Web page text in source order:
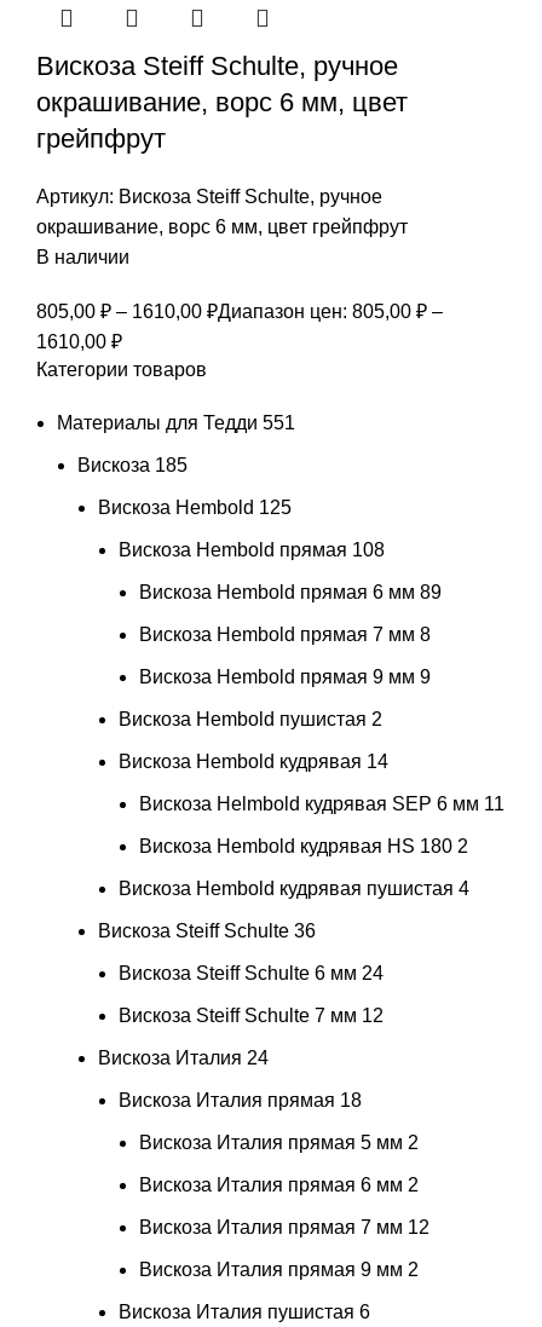
Вискоза Steiff Schulte, ручное
окрашивание, ворс 6 мм, цвет
грейпфрут
Артикул: Вискоза Steiff Schulte, ручное
окрашивание, ворс 6 мм, цвет грейпфрут
В наличии
805,00 ₽ – 1610,00 ₽Диапазон цен: 805,00 ₽ –
1610,00 ₽
Категории товаров
Материалы для Тедди 551
Вискоза 185
Вискоза Hembold 125
Вискоза Hembold прямая 108
Вискоза Hembold прямая 6 мм 89
Вискоза Hembold прямая 7 мм 8
Вискоза Hembold прямая 9 мм 9
Вискоза Hembold пушистая 2
Вискоза Hembold кудрявая 14
Вискоза Helmbold кудрявая SEP 6 мм 11
Вискоза Hembold кудрявая HS 180 2
Вискоза Hembold кудрявая пушистая 4
Вискоза Steiff Schulte 36
Вискоза Steiff Schulte 6 мм 24
Вискоза Steiff Schulte 7 мм 12
Вискоза Италия 24
Вискоза Италия прямая 18
Вискоза Италия прямая 5 мм 2
Вискоза Италия прямая 6 мм 2
Вискоза Италия прямая 7 мм 12
Вискоза Италия прямая 9 мм 2
Вискоза Италия пушистая 6